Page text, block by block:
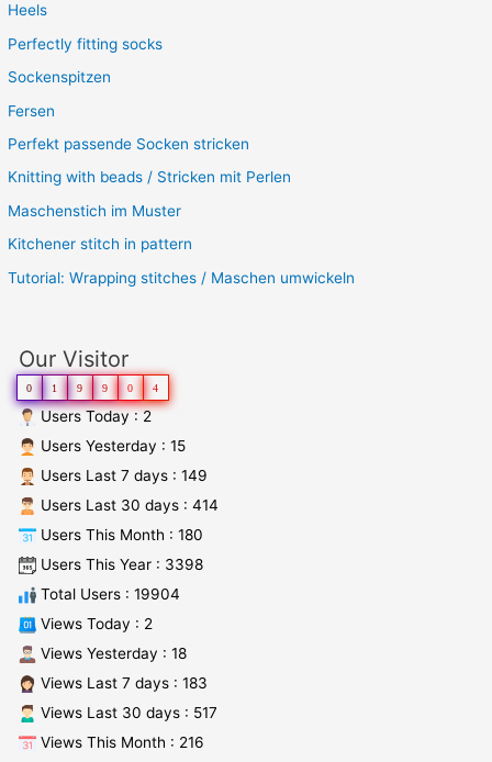
Heels
Perfectly fitting socks
Sockenspitzen
Fersen
Perfekt passende Socken stricken
Knitting with beads / Stricken mit Perlen
Maschenstich im Muster
Kitchener stitch in pattern
Tutorial: Wrapping stitches / Maschen umwickeln
Our Visitor
0 1 9 9 0 4
Users Today : 2
Users Yesterday : 15
Users Last 7 days : 149
Users Last 30 days : 414
Users This Month : 180
Users This Year : 3398
Total Users : 19904
Views Today : 2
Views Yesterday : 18
Views Last 7 days : 183
Views Last 30 days : 517
Views This Month : 216